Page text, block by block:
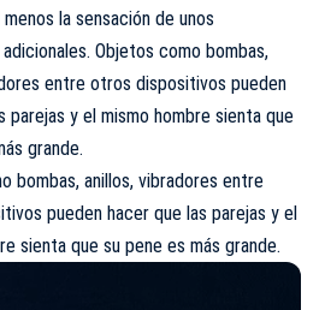
la sensación de unos
Objetos como bombas,
entre otros dispositivos pueden
parejas y el mismo hombre sienta que
grande.
bombas, anillos, vibradores entre
pueden hacer que las parejas y el
sienta que su pene es más grande.